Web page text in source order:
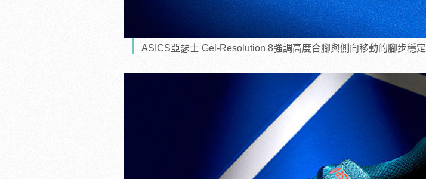
ASICS亞瑟士 Gel-Resolution 8強調高度合腳與側向移動的腳步穩定